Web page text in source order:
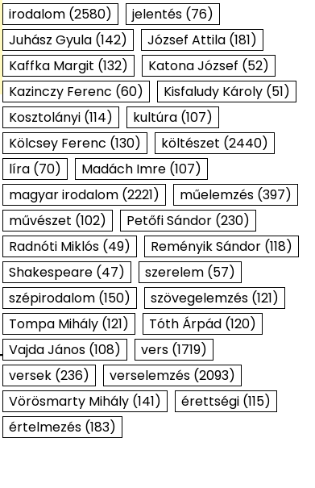
irodalom(2580) jelentés(76)
Juhász Gyula(142) József Attila(181)
Kaffka Margit (132) Katona József (52)
Kazinczy Ferenc (60) Kisfaludy Károly(51)
Kosztolányi(114) kultúra(107)
Kölcsey Ferenc (130) költészet (2440)
líra(70) Madách Imre(107)
magyar irodalom(2221) műelemzés(397)
művészet (102) Petőfi Sándor(230)
Radnóti Miklós(49) Reményik Sándor(118)
Shakespeare(47) szerelem(57)
szépirodalom(150) szövegelemzés(121)
Tompa Mihály(121) Tóth Árpád(120)
Vajda János(108) vers(1719)
versek(236) verselemzés(2093)
Vörösmarty Mihály(141) érettségi(115)
értelmezés(183)